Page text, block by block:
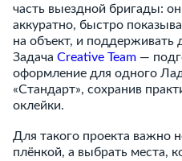
часть выездной бригады:
аккуратно, быстро
на объект, и поддерживать
Задача Creative Team —
оформление для одного
«Стандарт», сохранив
оклейки.
Для такого проекта важно
плёнкой, а выбрать места,